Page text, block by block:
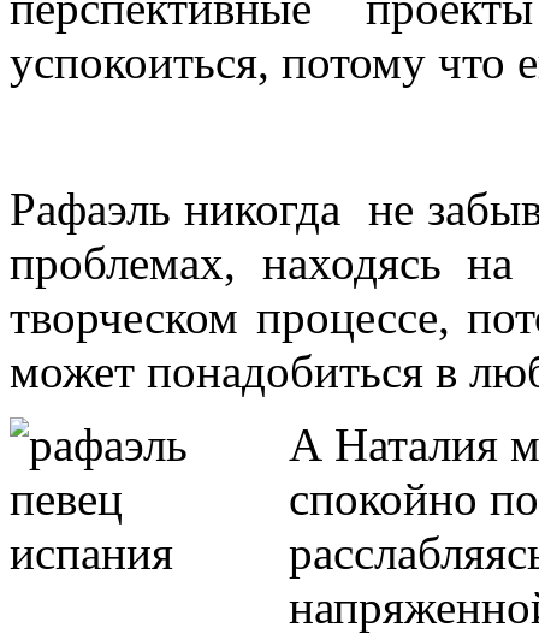
успокоиться, потому что
Рафаэль никогда не
проблемах, находясь
творческом процессе,
может понадобиться в
А Наталия
спокойно